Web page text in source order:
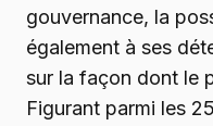
gouvernance, la
également à ses
sur la façon dont le
Figurant parmi les